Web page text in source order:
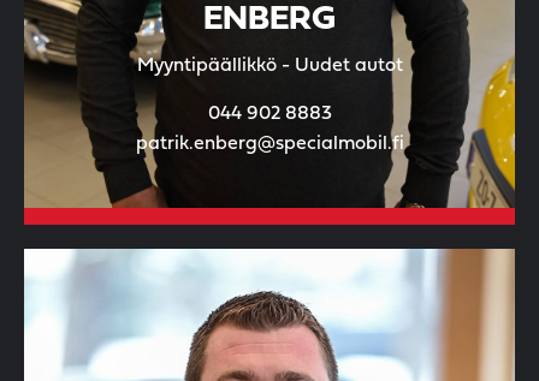
ENBERG
Myyntipäällikkö - Uudet autot
044 902 8883
patrik.enberg@specialmobil.fi